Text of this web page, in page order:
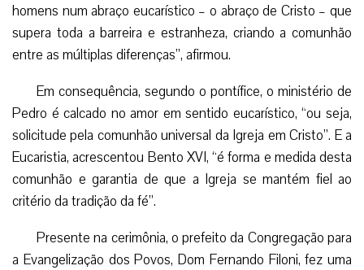
homens num abraço eucarístico – o abraço de Cristo – que
supera toda a barreira e estranheza, criando a comunhão
entre as múltiplas diferenças”, afirmou.
Em consequência, segundo o pontífice, o ministério de
Pedro é calcado no amor em sentido eucarístico, “ou seja,
solicitude pela comunhão universal da Igreja em Cristo”. E a
Eucaristia, acrescentou Bento XVI, “é forma e medida desta
comunhão e garantia de que a Igreja se mantém fiel ao
critério da tradição da fé”.
Presente na cerimônia, o prefeito da Congregação para
a Evangelização dos Povos, Dom Fernando Filoni, fez uma